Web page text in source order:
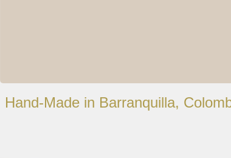
Hand-Made in Barranquilla,